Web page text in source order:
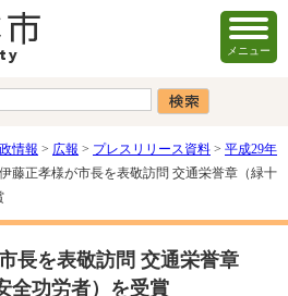
メニュー
情報 > 広報 > プレスリリース資料 > 平成29年
藤正孝様が市長を表敬訪問 交通栄誉章（緑十
長を表敬訪問 交通栄誉章
全功労者）を受賞